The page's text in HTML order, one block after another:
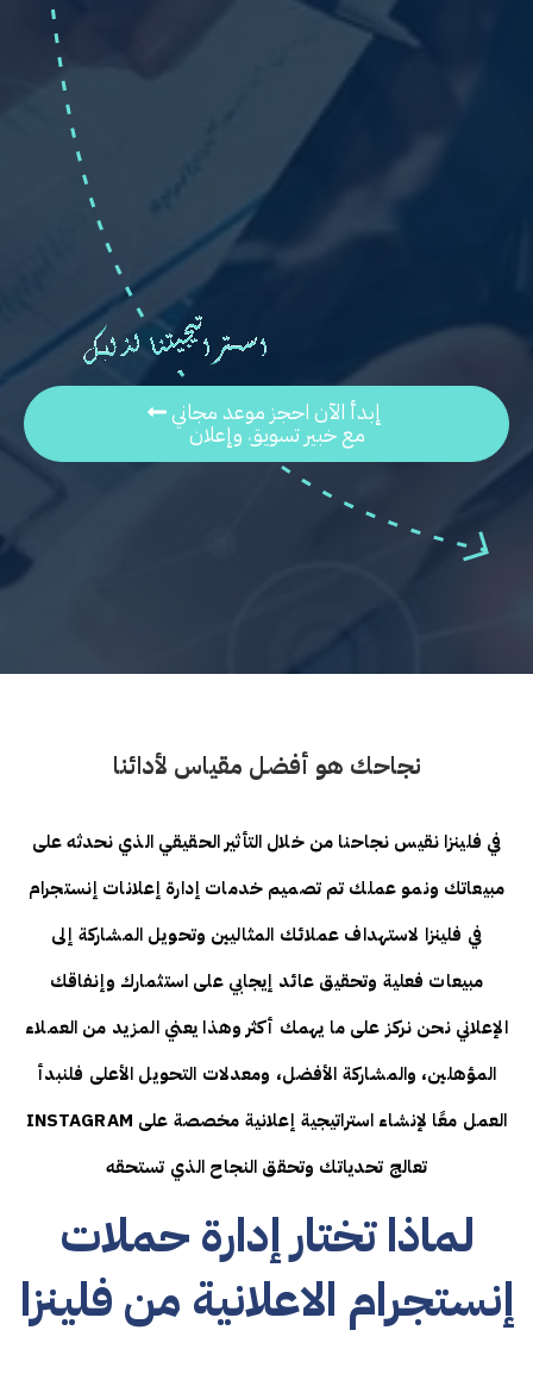
إبدأ الآن احجز موعد مجاني
مع خبير تسويق وإعلان
نجاحك هو أفضل مقياس لأدائنا
في فلينزا نقيس نجاحنا من خلال التأثير الحقيقي الذي نحدثه على
مبيعاتك ونمو عملك تم تصميم خدمات إدارة إعلانات إنستجرام
في فلينزا لاستهداف عملائك المثاليين وتحويل المشاركة إلى
مبيعات فعلية وتحقيق عائد إيجابي على استثمارك وإنفاقك
الإعلاني نحن نركز على ما يهمك أكثر وهذا يعني المزيد من العملاء
المؤهلين، والمشاركة الأفضل، ومعدلات التحويل الأعلى فلنبدأ
العمل معًا لإنشاء استراتيجية إعلانية مخصصة على INSTAGRAM
تعالج تحدياتك وتحقق النجاح الذي تستحقه
لماذا تختار إدارة حملات
إنستجرام الاعلانية من فلينزا